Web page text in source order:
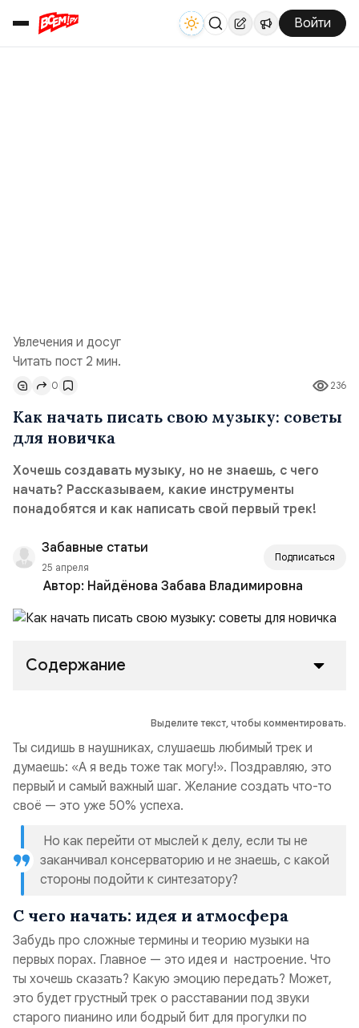
Войти
Увлечения и досуг
Читать пост 2 мин.
236
0
Как начать писать свою музыку: советы
для новичка
Хочешь создавать музыку, но не знаешь, с чего
начать? Рассказываем, какие инструменты
понадобятся и как написать свой первый трек!
Забавные статьи
25 апреля
Подписаться
Автор: Найдёнова Забава Владимировна
Содержание
Выделите текст, чтобы комментировать.
Ты сидишь в наушниках, слушаешь любимый трек и
думаешь: «А я ведь тоже так могу!». Поздравляю, это
первый и самый важный шаг. Желание создать что-то
своё — это уже 50% успеха.
Но как перейти от мыслей к делу, если ты не
заканчивал консерваторию и не знаешь, с какой
стороны подойти к синтезатору?
С чего начать: идея и атмосфера
Забудь про сложные термины и теорию музыки на
первых порах. Главное — это идея и настроение. Что
ты хочешь сказать? Какую эмоцию передать? Может,
это будет грустный трек о расставании под звуки
старого пианино или бодрый бит для прогулки по